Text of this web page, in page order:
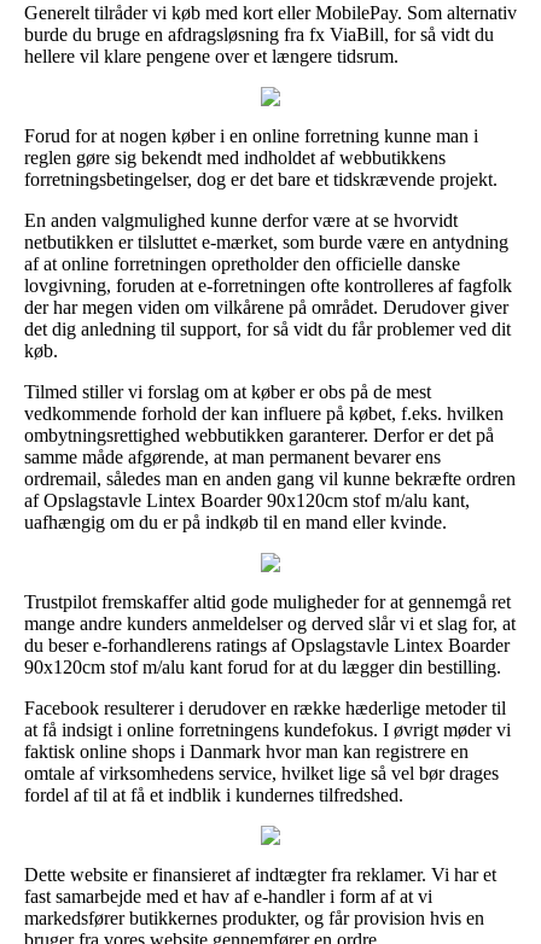
Generelt tilråder vi køb med kort eller MobilePay. Som alternativ
burde du bruge en afdragsløsning fra fx ViaBill, for så vidt du
hellere vil klare pengene over et længere tidsrum.
Forud for at nogen køber i en online forretning kunne man i
reglen gøre sig bekendt med indholdet af webbutikkens
forretningsbetingelser, dog er det bare et tidskrævende projekt.
En anden valgmulighed kunne derfor være at se hvorvidt
netbutikken er tilsluttet e-mærket, som burde være en antydning
af at online forretningen opretholder den officielle danske
lovgivning, foruden at e-forretningen ofte kontrolleres af fagfolk
der har megen viden om vilkårene på området. Derudover giver
det dig anledning til support, for så vidt du får problemer ved dit
køb.
Tilmed stiller vi forslag om at køber er obs på de mest
vedkommende forhold der kan influere på købet, f.eks. hvilken
ombytningsrettighed webbutikken garanterer. Derfor er det på
samme måde afgørende, at man permanent bevarer ens
ordremail, således man en anden gang vil kunne bekræfte ordren
af Opslagstavle Lintex Boarder 90x120cm stof m/alu kant,
uafhængig om du er på indkøb til en mand eller kvinde.
Trustpilot fremskaffer altid gode muligheder for at gennemgå ret
mange andre kunders anmeldelser og derved slår vi et slag for, at
du beser e-forhandlerens ratings af Opslagstavle Lintex Boarder
90x120cm stof m/alu kant forud for at du lægger din bestilling.
Facebook resulterer i derudover en række hæderlige metoder til
at få indsigt i online forretningens kundefokus. I øvrigt møder vi
faktisk online shops i Danmark hvor man kan registrere en
omtale af virksomhedens service, hvilket lige så vel bør drages
fordel af til at få et indblik i kundernes tilfredshed.
Dette website er finansieret af indtægter fra reklamer. Vi har et
fast samarbejde med et hav af e-handler i form af at vi
markedsfører butikkernes produkter, og får provision hvis en
bruger fra vores website gennemfører en ordre.